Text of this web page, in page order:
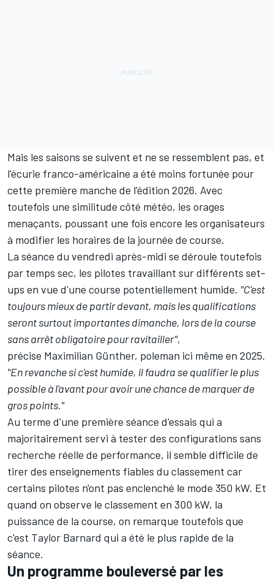
Mais les saisons se suivent et ne se ressemblent pas, et
l'écurie franco-américaine a été moins fortunée pour
cette première manche de l'édition 2026. Avec
toutefois une similitude côté météo, les orages
menaçants, poussant une fois encore les organisateurs
à modifier les horaires de la journée de course.
La séance du vendredi après-midi se déroule toutefois
par temps sec, les pilotes travaillant sur différents set-
ups en vue d'une course potentiellement humide. "C'est
toujours mieux de partir devant, mais les qualifications
seront surtout importantes dimanche, lors de la course
sans arrêt obligatoire pour ravitailler",
précise Maximilian Günther, poleman ici même en 2025.
"En revanche si c'est humide, il faudra se qualifier le plus
possible à l'avant pour avoir une chance de marquer de
gros points."
Au terme d'une première séance d'essais qui a
majoritairement servi à tester des configurations sans
recherche réelle de performance, il semble difficile de
tirer des enseignements fiables du classement car
certains pilotes n'ont pas enclenché le mode 350 kW. Et
quand on observe le classement en 300 kW, la
puissance de la course, on remarque toutefois que
c'est Taylor Barnard qui a été le plus rapide de la
séance.
Un programme bouleversé par les